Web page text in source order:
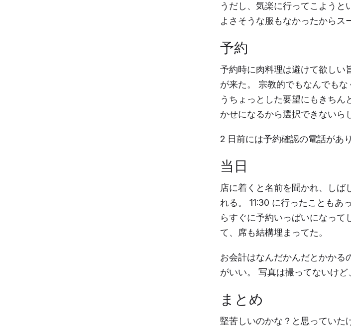
うだし、気楽に行ってこよう
よさそうな服もなかったからス
予約
予約時に肉料理は避けて欲しい
が来た。 宗教的でもなんでも
うちょっとした要望にもきちん
かせになるから選択できないら
2 日前には予約確認の電話があ
当日
店に着くと名前を聞かれ、しば
れる。 11:30 に行ったこともあ
らすぐに予約いっぱいになって
て、席も結構埋まってた。
お会計はなんだかんだとかかる
がいい。 写真は撮ってないけど
まとめ
堅苦しいのかな？と思っていた